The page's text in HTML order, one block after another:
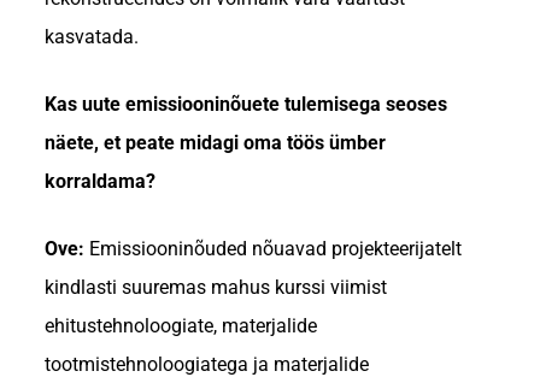
kasvatada.
Kas uute emissiooninõuete tulemisega seoses
näete, et peate midagi oma töös ümber
korraldama?
Ove: Emissiooninõuded nõuavad projekteerijatelt
kindlasti suuremas mahus kurssi viimist
ehitustehnoloogiate, materjalide
tootmistehnoloogiatega ja materjalide